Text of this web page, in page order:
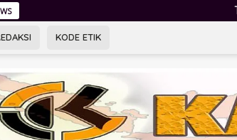
Tingkatkan Literasi dan
KODE ETIK